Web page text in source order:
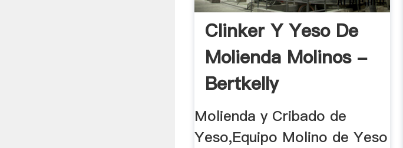
Clinker Y Yeso De
Molienda Molinos -
Bertkelly
Molienda y Cribado de
Yeso,Equipo Molino de Yeso